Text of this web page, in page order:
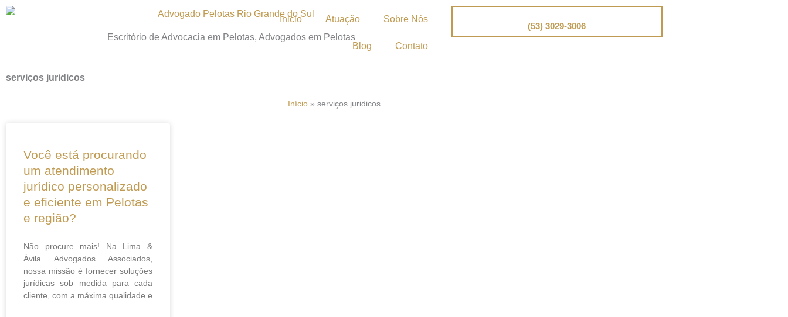
Escritório de Advocacia em Pelotas, Advogados em Pelotas
Inicio Atuação Sobre Nós
Blog Contato
(53) 3029-3006
serviços juridicos
Início » serviços juridicos
Você está procurando
um atendimento
jurídico personalizado
e eficiente em Pelotas
e região?
Não procure mais! Na Lima &
Ávila Advogados Associados,
nossa missão é fornecer soluções
jurídicas sob medida para cada
cliente, com a máxima qualidade e